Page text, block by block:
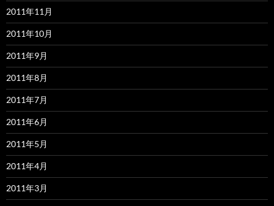
2011年11月
2011年10月
2011年9月
2011年8月
2011年7月
2011年6月
2011年5月
2011年4月
2011年3月